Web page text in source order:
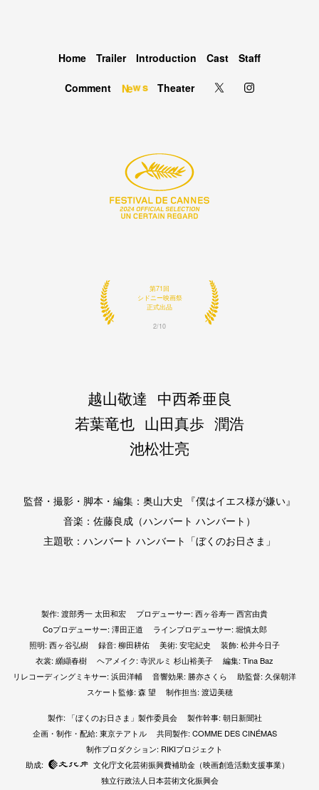
Home Trailer Introduction Cast Staff
Comment News Theater
第23回
トランシルバニア国際映画祭
Focus on Japan
正式出品
3/10
越山敬達 中西希亜良
若葉竜也 山田真歩 潤浩
池松壮亮
監督・撮影・脚本・編集：奥山大史 『僕はイエス様が嫌い』
音楽：佐藤良成（ハンバート ハンバート）
主題歌：ハンバート ハンバート「ぼくのお日さま」
製作: 渡部秀一 太田和宏
プロデューサー: 西ヶ谷寿一 西宮由貴
Coプロデューサー: 澤田正道
ラインプロデューサー: 堀慎太郎
照明: 西ヶ谷弘樹
録音: 柳田耕佑 美術: 安宅紀史
装飾: 松井今日子
衣裳: 纐纈春樹
ヘアメイク: 寺沢ルミ 杉山裕美子
編集: Tina Baz
リレコーディングミキサー: 浜田洋輔
音響効果: 勝亦さくら
助監督: 久保朝洋
スケート監修: 森 望
制作担当: 渡辺美穂
製作: 「ぼくのお日さま」製作委員会
製作幹事: 朝日新聞社
企画・制作・配給: 東京テアトル
共同製作: COMME DES CINÉMAS
制作プロダクション: RIKIプロジェクト
助成:
文化庁文化芸術振興費補助金（映画創造活動支援事業）
独立行政法人日本芸術文化振興会